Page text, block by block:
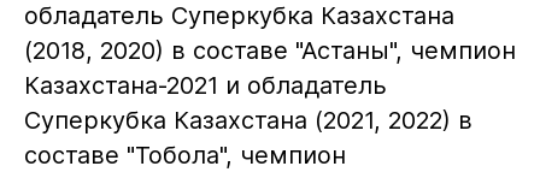
обладатель Суперкубка Казахстана
(2018, 2020) в составе "Астаны", чемпион
Казахстана-2021 и обладатель
Суперкубка Казахстана (2021, 2022) в
составе "Тобола", чемпион